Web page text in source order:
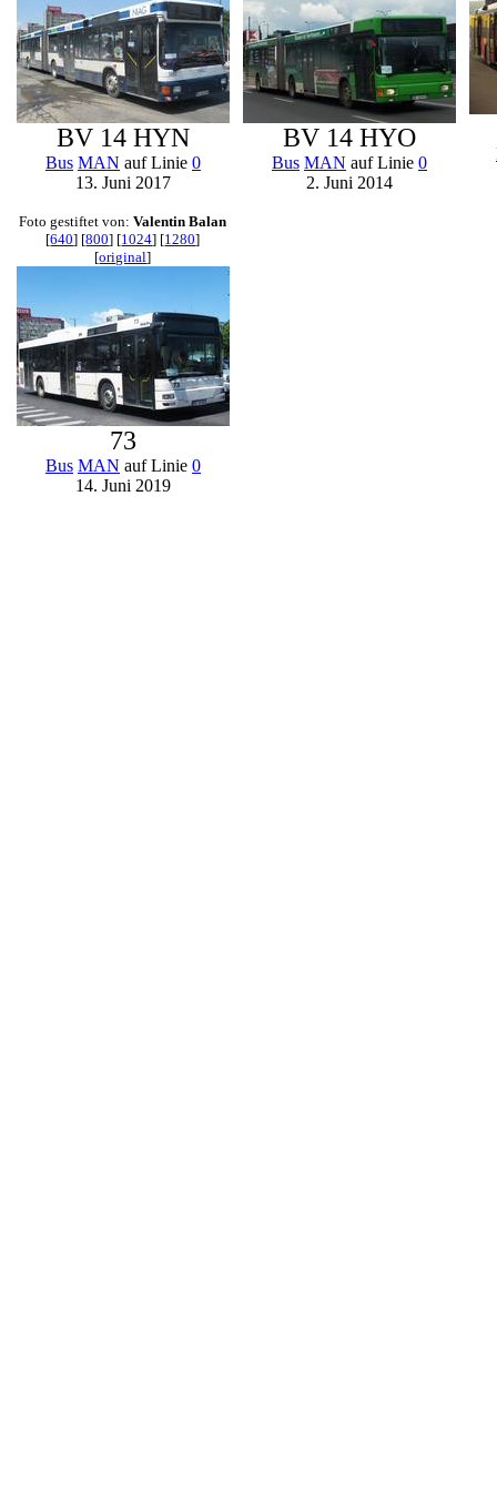
BV 14 HYN
Bus MAN auf Linie 0
13. Juni 2017
BV 14 HYO
Bus MAN auf Linie 0
2. Juni 2014
Foto gestiftet von:Valentin Balan
[640] [800] [1024] [1280]
[original]
73
Bus MAN auf Linie 0
14. Juni 2019